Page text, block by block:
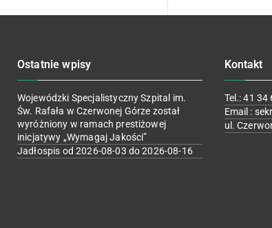
Ostatnie wpisy
Wojewódzki Specjalistyczny Szpital im.
Św. Rafała w Czerwonej Górze został
wyróżniony w ramach prestiżowej
inicjatywy „Wymagaj Jakości”
Jadłospis od 2026-08-03 do 2026-08-16
Kontakt
Tel.: 41 34
Email :
ul.